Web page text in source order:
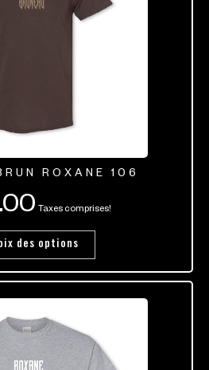
ROXANE 106
Taxes comprises!
des options